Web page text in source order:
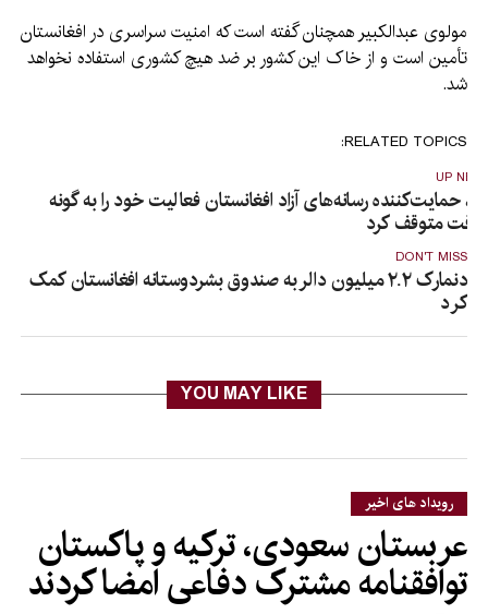
مولوی عبدالکبیر همچنان گفته است که امنیت سراسری در افغانستان
تأمین است و از خاک این کشور بر ضد هیچ کشوری استفاده نخواهد
شد.
RELATED TOPICS:
UP
حمایت‌کننده رسانه‌های آزاد افغانستان فعالیت خود را به گونه
متوقف کرد
DON'T MISS
دنمارک ۲.۲ میلیون دالر به صندوق بشردوستانه افغانستان کمک
کرد
YOU MAY LIKE
رویداد های اخیر
عربستان سعودی، ترکیه و پاکستان
توافقنامه مشترک دفاعی امضا کردند